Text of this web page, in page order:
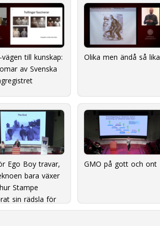
vägen till kunskap:
av Svenska
Olika men ändå så lika
Ego Boy travar,
bara växer
Stampe
sin rädsla för
Del 2:
GMO på gott och ont